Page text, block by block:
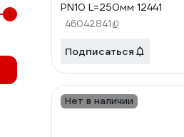
PN10 L=250мм 12441
46042841
Подписаться
Нет в наличии